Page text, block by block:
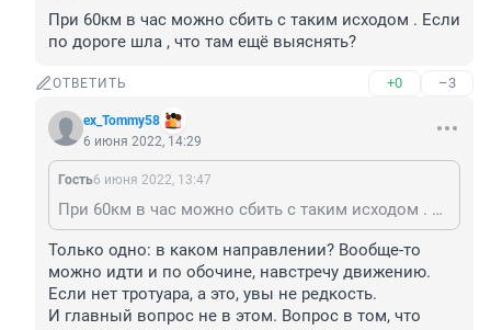
При 60км в час можно сбить с таким исходом . Если
по дороге шла , что там ещё выяснять?
ОТВЕТИТЬ +0 –3
ex_Tommy58
6 июня 2022, 14:29
Гость6 июня 2022, 13:47
При 60км в час можно сбить с таким исходом . Если по дороге шла , что там ещё выяснять?
Только одно: в каком направлении? Вообще-то
можно идти и по обочине, навстречу движению.
Если нет тротуара, а это, увы не редкость.
И главный вопрос не в этом. Вопрос в том, что